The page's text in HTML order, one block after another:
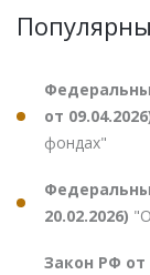
от
фондах"
20.02.2026)
Закон РФ от